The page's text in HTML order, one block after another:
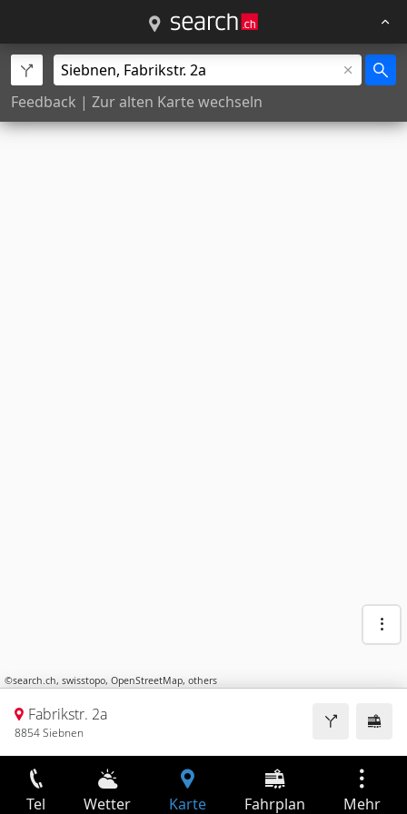
Feedback | Zur alten Karte wechseln
©search.ch, swisstopo, OpenStreetMap, others
Fabrikstr. 2a
8854 Siebnen
Tel Wetter Karte Fahrplan Mehr